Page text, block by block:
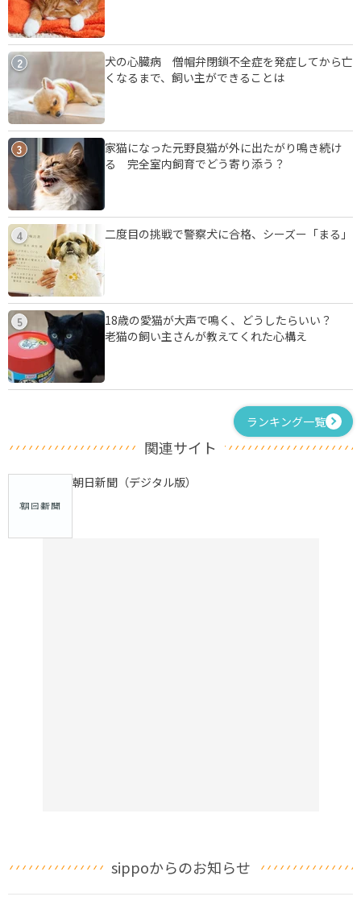
2
犬の心臓病 僧帽弁閉鎖不全症を発症してから亡
くなるまで、飼い主ができることは
3
家猫になった元野良猫が外に出たがり鳴き続け
る 完全室内飼育でどう寄り添う？
4 二度目の挑戦で警察犬に合格、シーズー「まる」
5
18歳の愛猫が大声で鳴く、どうしたらいい？
老猫の飼い主さんが教えてくれた心構え
ランキング一覧
関連サイト
朝日新聞（デジタル版）
sippoからのお知らせ